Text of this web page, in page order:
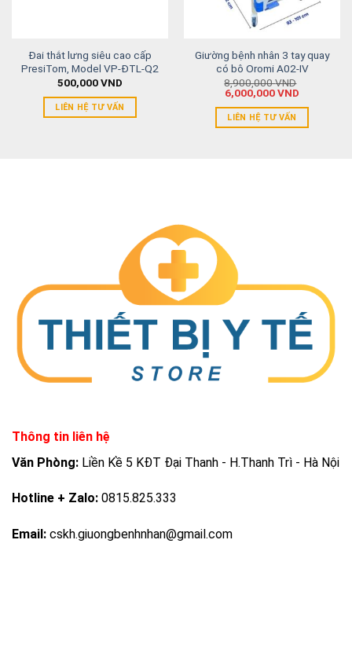
Đai thắt lưng siêu cao cấp
PresiTom, Model VP-ĐTL-Q2
500,000VND
LIÊN HỆ TƯ VẤN
Giường bệnh nhân 3 tay quay
có bô Oromi A02-IV
8,900,000VND
6,000,000VND
LIÊN HỆ TƯ VẤN
Thông tin liên hệ
Văn Phòng: Liền Kề 5 KĐT Đại Thanh - H.Thanh Trì - Hà Nội
Hotline + Zalo: 0815.825.333
Email: cskh.giuongbenhnhan@gmail.com